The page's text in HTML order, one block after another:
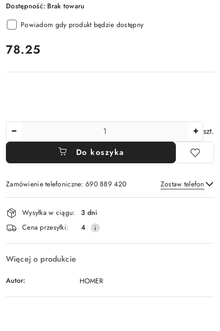
Dostępność: Brak towaru
Powiadom gdy produkt będzie dostępny
cena:
78.25
szt.
Do koszyka
Zamówienie telefoniczne: 690 889 420 Zostaw telefon
Wyślij
Dostępność
i
dostawa
Wysyłka w ciągu:
3 dni
Cena przesyłki:
4
Więcej o produkcie
Autor: HOMER